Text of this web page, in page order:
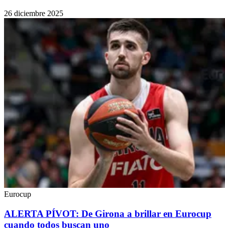
26 diciembre 2025
Eurocup
ALERTA PÍVOT: De Girona a brillar en Eurocup
cuando todos buscan uno